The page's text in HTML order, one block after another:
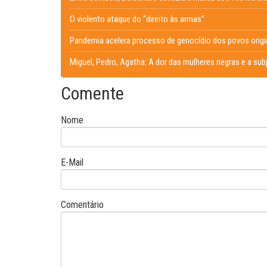
O violento ataque do “direito às armas”
Pandemia acelera processo de genocídio dos povos
Miguel, Pedro, Agatha: A dor das mulheres negras e a
Comente
Nome
E-Mail
Comentário